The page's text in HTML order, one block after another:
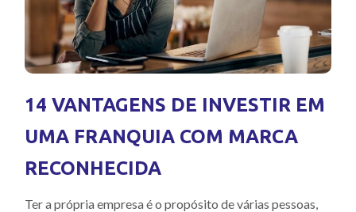
14 VANTAGENS DE INVESTIR EM
UMA FRANQUIA COM MARCA
RECONHECIDA
Ter a própria empresa é o propósito de várias pessoas,